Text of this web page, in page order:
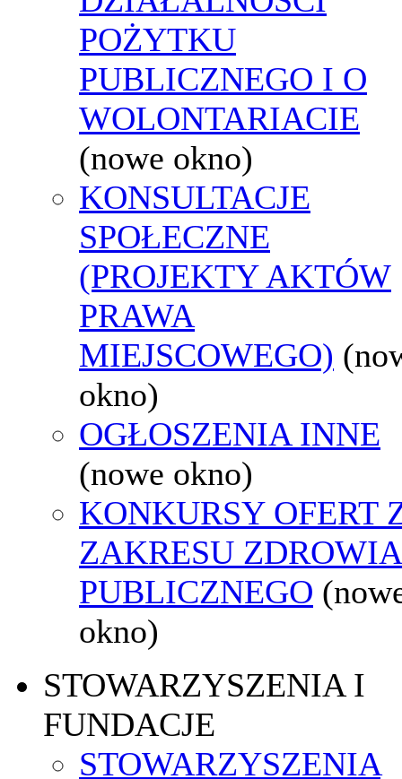
POŻYTKU
PUBLICZNEGO I O
WOLONTARIACIE
(nowe okno)
KONSULTACJE
SPOŁECZNE
(PROJEKTY AKTÓW
PRAWA
MIEJSCOWEGO)
okno)
OGŁOSZENIA INNE
(nowe okno)
KONKURSY OFERT
ZAKRESU ZDROWIA
PUBLICZNEGO
okno)
STOWARZYSZENIA I
FUNDACJE
STOWARZYSZENIA